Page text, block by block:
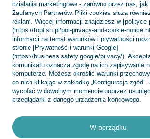
Chcę wymienić towar
Kontakt
Konto
Regulaminy
INFORMACJE
działania marketingowe - zarówno przez nas,
Zaufanych Partnerów. Pliki cookies służą
reklam. Więcej informacji znajdziesz w [polityce
(https://topfish.pl/pol-privacy-and-cookie-
informacji na temat warunków i prywatności
stronie [Prywatność i warunki Google]
(https://business.safety.google/privacy/).
komunikatu oznacza zgodę na ich zapisywanie
komputerze. Możesz określić warunki
do nich klikając w zakładkę „Konfiguracja zgód”.
wycofać w dowolnym momencie poprzez
przeglądarki z danego urządzenia końcowego.
W porządku